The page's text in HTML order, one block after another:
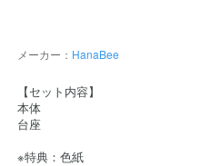
メーカー： HanaBee
【セット内容】
本体
台座
※特典：色紙